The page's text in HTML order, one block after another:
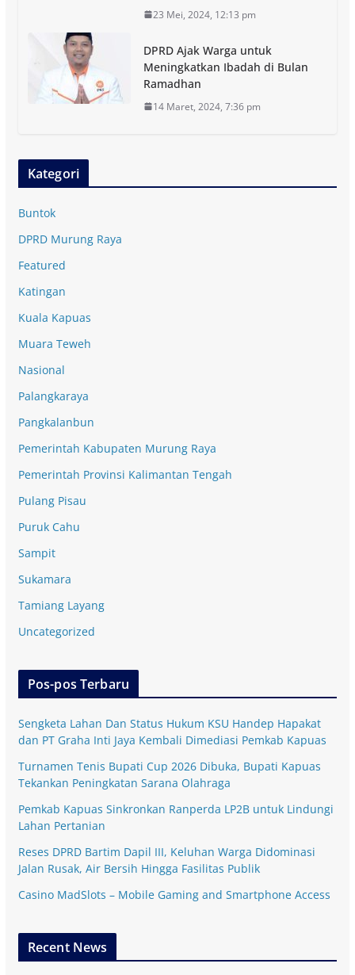
23 Mei, 2024, 12:13 pm
DPRD Ajak Warga untuk
Meningkatkan Ibadah di Bulan
Ramadhan
14 Maret, 2024, 7:36 pm
Kategori
Buntok
DPRD Murung Raya
Featured
Katingan
Kuala Kapuas
Muara Teweh
Nasional
Palangkaraya
Pangkalanbun
Pemerintah Kabupaten Murung Raya
Pemerintah Provinsi Kalimantan Tengah
Pulang Pisau
Puruk Cahu
Sampit
Sukamara
Tamiang Layang
Uncategorized
Pos-pos Terbaru
Sengketa Lahan Dan Status Hukum KSU Handep Hapakat
dan PT Graha Inti Jaya Kembali Dimediasi Pemkab Kapuas
Turnamen Tenis Bupati Cup 2026 Dibuka, Bupati Kapuas
Tekankan Peningkatan Sarana Olahraga
Pemkab Kapuas Sinkronkan Ranperda LP2B untuk Lindungi
Lahan Pertanian
Reses DPRD Bartim Dapil III, Keluhan Warga Didominasi
Jalan Rusak, Air Bersih Hingga Fasilitas Publik
Casino MadSlots – Mobile Gaming and Smartphone Access
Recent News